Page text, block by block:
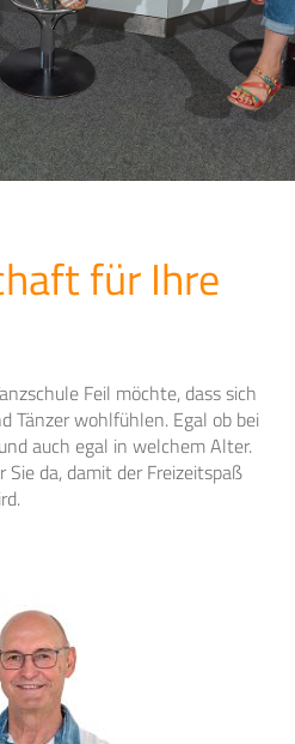
für Ihre
Feil möchte, dass sich
Tänzer wohlfühlen. Egal ob bei
auch egal in welchem Alter.
da, damit der Freizeitspaß